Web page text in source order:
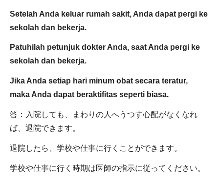
Setelah Anda keluar rumah sakit, Anda dapat pergi ke
sekolah dan bekerja.
Patuhilah petunjuk dokter Anda, saat Anda pergi ke
sekolah dan bekerja.
Jika Anda setiap hari minum obat secara teratur,
maka Anda dapat beraktifitas seperti biasa.
答：入院しても、まわりの人へうつす心配がなくなれ
ば、退院できます。
退院したら、学校や仕事に行くことができます。
学校や仕事に行く時期は医師の指示に従ってください。